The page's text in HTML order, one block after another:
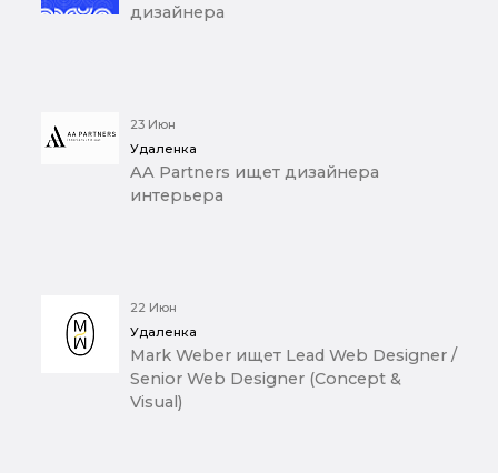
дизайнера
23 Июн
Удаленка
AA Partners ищет дизайнера
интерьера
22 Июн
Удаленка
Mark Weber ищет Lead Web Designer /
Senior Web Designer (Concept &
Visual)